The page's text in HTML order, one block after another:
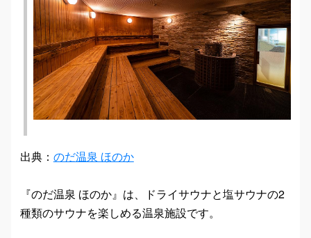
出典： のだ温泉 ほのか
『のだ温泉 ほのか』は、ドライサウナと塩サウナの2
種類のサウナを楽しめる温泉施設です。